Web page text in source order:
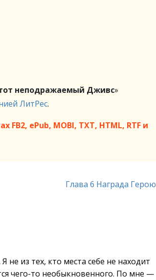
неподражаемый Дживс»
ЛитРес.
ePub, MOBI, TXT, HTML, RTF и
Глава 6 Награда Герою
не из тех, кто места себе не находит
чего-то необыкновенного. По мне —